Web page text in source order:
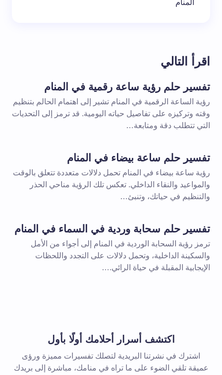
المنام
اقرأ التالي
تفسير حلم رؤية ساعة رقمية في المنام
رؤية الساعة الرقمية في المنام تشير إلى اهتمام الحالم بتنظيم
وقته وتركيزه على تفاصيل حياته اليومية. قد ترمز إلى التحديات
التي تتطلب دقة ومتابعة…
تفسير حلم ساعة بيضاء في المنام
رؤية ساعة بيضاء في المنام تحمل دلالات متعددة تتعلق بالوقت
والمواعيد والنقاء الداخلي. تعكس تلك الرؤية مناحي الحذر
والتنظيم في حياتك، وتنبئ…
تفسير حلم سحابة وردية في السماء في المنام
ترمز رؤية السحابة الوردية في المنام إلى أجواء من الأمل
والسكينة الداخلية، وتحمل دلالات على التجدد واللحظات
الإيجابية المقبلة في حياة الرائي.…
اكتشف أسرار أحلامك أولًا بأول
اشترك في نشرتنا البريدية لتصلك تفسيرات مميزة ورؤى
عميقة تلقي الضوء على ما تراه في منامك، مباشرة إلى بريدك